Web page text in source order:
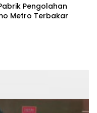
Pabrik Pengolahan
Metro Terbakar